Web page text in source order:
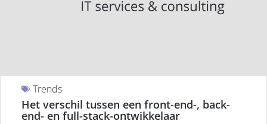
Trends
Het verschil tussen een front-end-, back-
end- en full-stack-ontwikkelaar